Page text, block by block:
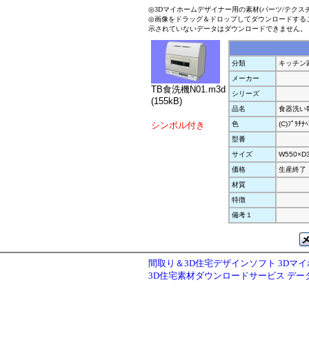
◎3Dマイホームデザイナー用の素材(パーツ/テクス
◎画像をドラッグ＆ドロップしてダウンロードす
示されていないデータはダウンロードできません。
TB食洗機N01.m3d
(155kB)
シンボル付き
分類
キッチン
メーカー
シリーズ
品名
食器洗い
色
(C)ﾌﾟﾗﾁﾅ
型番
サイズ
価格
生産終了
材質
特徴
備考１
間取り＆3D住宅デザインソフト 3Dマ
3D住宅素材ダウンロードサービス デー